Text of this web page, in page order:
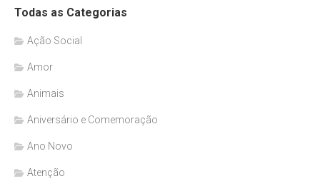
Todas as Categorias
Ação Social
Amor
Animais
Aniversário e Comemoração
Ano Novo
Atenção